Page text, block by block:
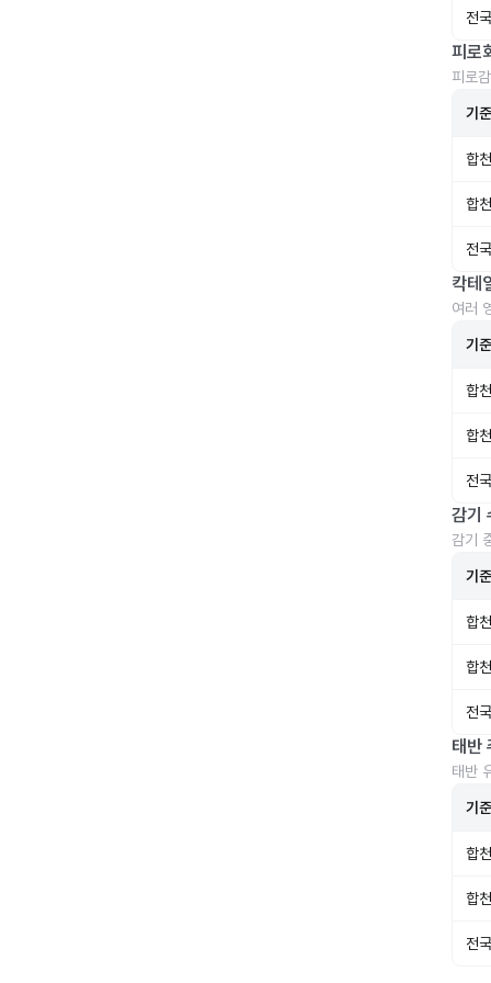
전
피로
피로
기준
합
합
전
칵테
여러
기준
합
합
전
감기
감기
기준
합
합
전
태반
태반
기준
합
합
전